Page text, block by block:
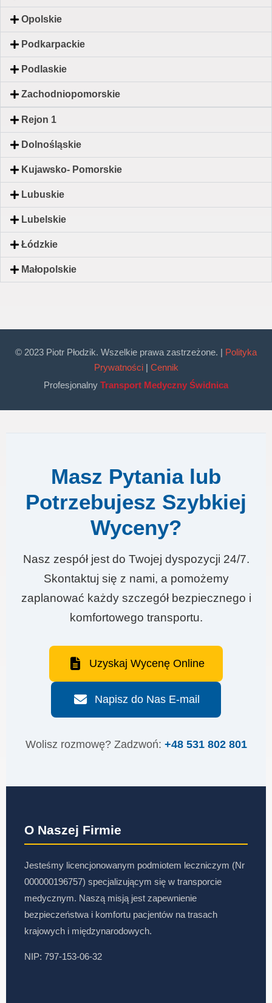
Opolskie
Podkarpackie
Podlaskie
Zachodniopomorskie
Rejon 1
Dolnośląskie
Kujawsko- Pomorskie
Lubuskie
Lubelskie
Łódzkie
Małopolskie
© 2023 Piotr Płodzik. Wszelkie prawa zastrzeżone. | Polityka
Prywatności| Cennik
Profesjonalny Transport Medyczny Świdnica
Masz Pytania lub
Potrzebujesz Szybkiej
Wyceny?
Nasz zespół jest do Twojej dyspozycji 24/7.
Skontaktuj się z nami, a pomożemy
zaplanować każdy szczegół bezpiecznego i
komfortowego transportu.
Uzyskaj Wycenę Online
Napisz do Nas E-mail
Wolisz rozmowę? Zadzwoń: +48 531 802 801
O Naszej Firmie
Jesteśmy licencjonowanym podmiotem leczniczym (Nr
000000196757) specjalizującym się w transporcie
medycznym. Naszą misją jest zapewnienie
bezpieczeństwa i komfortu pacjentów na trasach
krajowych i międzynarodowych.
NIP: 797-153-06-32